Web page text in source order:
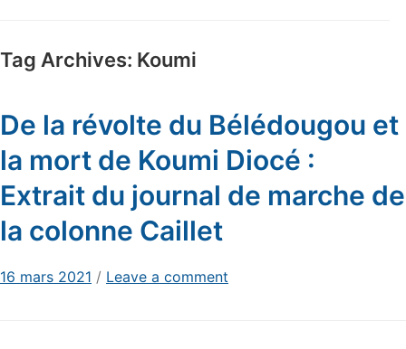
Tag Archives: Koumi
De la révolte du Bélédougou et
la mort de Koumi Diocé :
Extrait du journal de marche de
la colonne Caillet
16 mars 2021 / Leave a comment